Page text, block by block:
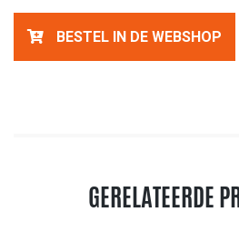
BESTEL IN DE WEBSHOP
GERELATEERDE